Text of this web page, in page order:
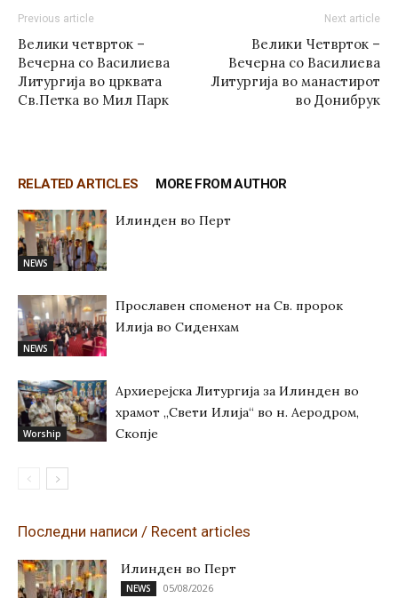
Previous article
Велики четврток –
Вечерна со Василиева
Литургија во црквата
Св.Петка во Мил Парк
Next article
Велики Четврток –
Вечерна со Василиева
Литургија во манастирот
во Донибрук
RELATED ARTICLES MORE FROM AUTHOR
NEWS
Илинден во Перт
NEWS
Прославен споменот на Св. пророк
Илија во Сиденхам
Worship
Архиерејска Литургија за Илинден во
храмот „Свети Илија“ во н. Аеродром,
Скопје
Последни написи / Recent articles
Илинден во Перт
NEWS 05/08/2026